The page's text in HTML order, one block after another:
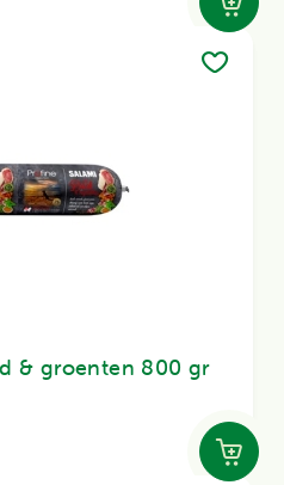
& groenten 800 gr